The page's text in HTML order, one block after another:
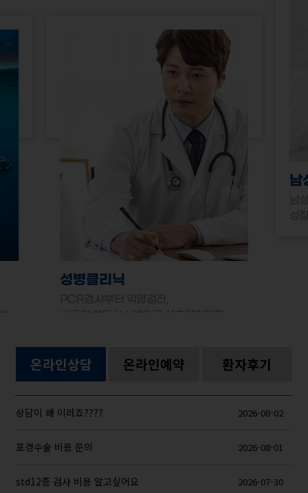
성병클리닉
남
온라인상담 온라인예약 환자후기
상담이 왜 이러죠???? 2026-08-02
포경수술 비용 문의 2026-08-01
std12종 검사 비용 알고싶어요 2026-07-30